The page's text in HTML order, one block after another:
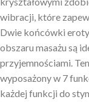
wibracji, które
Dwie końcówki
obszaru masażu są
przyjemnościami.
wyposażony w 7
każdej funkcji do